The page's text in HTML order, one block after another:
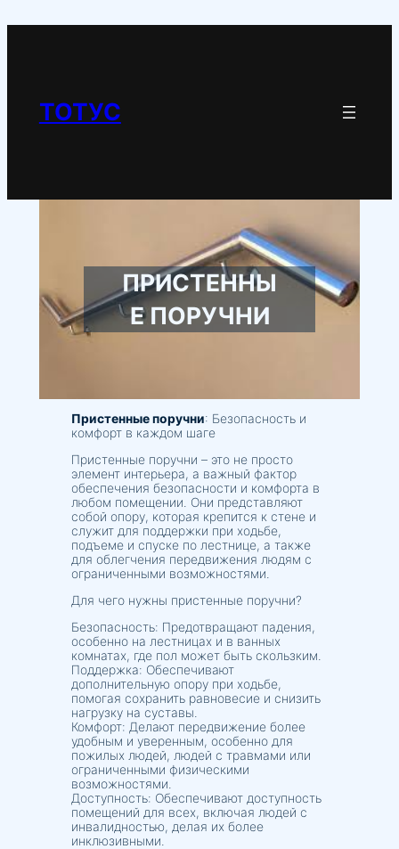
к
ТОТУС
ПРИСТЕННЫ
Е ПОРУЧНИ
Пристенные поручни: Безопасность и
комфорт в каждом шаге
Пристенные поручни – это не просто
элемент интерьера, а важный фактор
обеспечения безопасности и комфорта в
любом помещении. Они представляют
собой опору, которая крепится к стене и
служит для поддержки при ходьбе,
подъеме и спуске по лестнице, а также
для облегчения передвижения людям с
ограниченными возможностями.
Для чего нужны пристенные поручни?
Безопасность: Предотвращают падения,
особенно на лестницах и в ванных
комнатах, где пол может быть скользким.
Поддержка: Обеспечивают
дополнительную опору при ходьбе,
помогая сохранить равновесие и снизить
нагрузку на суставы.
Комфорт: Делают передвижение более
удобным и уверенным, особенно для
пожилых людей, людей с травмами или
ограниченными физическими
возможностями.
Доступность: Обеспечивают доступность
помещений для всех, включая людей с
инвалидностью, делая их более
инклюзивными.